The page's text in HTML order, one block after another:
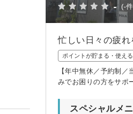
- (-
忙しい日々の疲
ポイントが貯まる・使える
【年中無休／予約制
みでお困りの方をサポ
スペシャルメ